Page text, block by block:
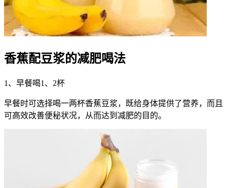
香蕉配豆浆的减肥喝法
1、早餐喝1、2杯
早餐时可选择喝一两杯香蕉豆浆，既给身体提供了营养，而且
可高效改善便秘状况，从而达到减肥的目的。